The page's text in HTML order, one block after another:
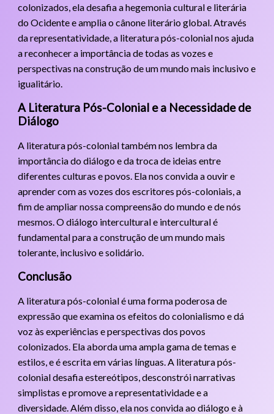
colonizados, ela desafia a hegemonia cultural e literária
do Ocidente e amplia o cânone literário global. Através
da representatividade, a literatura pós-colonial nos ajuda
a reconhecer a importância de todas as vozes e
perspectivas na construção de um mundo mais inclusivo e
igualitário.
A Literatura Pós-Colonial e a Necessidade de
Diálogo
A literatura pós-colonial também nos lembra da
importância do diálogo e da troca de ideias entre
diferentes culturas e povos. Ela nos convida a ouvir e
aprender com as vozes dos escritores pós-coloniais, a
fim de ampliar nossa compreensão do mundo e de nós
mesmos. O diálogo intercultural e intercultural é
fundamental para a construção de um mundo mais
tolerante, inclusivo e solidário.
Conclusão
A literatura pós-colonial é uma forma poderosa de
expressão que examina os efeitos do colonialismo e dá
voz às experiências e perspectivas dos povos
colonizados. Ela aborda uma ampla gama de temas e
estilos, e é escrita em várias línguas. A literatura pós-
colonial desafia estereótipos, desconstrói narrativas
simplistas e promove a representatividade e a
diversidade. Além disso, ela nos convida ao diálogo e à